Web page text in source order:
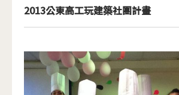
2013公東高工玩建築社團計畫